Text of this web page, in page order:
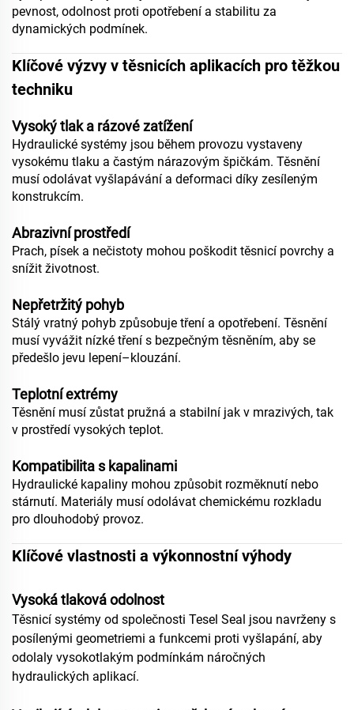
pevnost, odolnost proti opotřebení a stabilitu za
dynamických podmínek.
Klíčové výzvy v těsnicích aplikacích pro těžkou
techniku
Vysoký tlak a rázové zatížení
Hydraulické systémy jsou během provozu vystaveny
vysokému tlaku a častým nárazovým špičkám. Těsnění
musí odolávat vyšlapávání a deformaci díky zesíleným
konstrukcím.
Abrazivní prostředí
Prach, písek a nečistoty mohou poškodit těsnicí povrchy a
snížit životnost.
Nepřetržitý pohyb
Stálý vratný pohyb způsobuje tření a opotřebení. Těsnění
musí vyvážit nízké tření s bezpečným těsněním, aby se
předešlo jevu lepení–klouzání.
Teplotní extrémy
Těsnění musí zůstat pružná a stabilní jak v mrazivých, tak
v prostředí vysokých teplot.
Kompatibilita s kapalinami
Hydraulické kapaliny mohou způsobit rozměknutí nebo
stárnutí. Materiály musí odolávat chemickému rozkladu
pro dlouhodobý provoz.
Klíčové vlastnosti a výkonnostní výhody
Vysoká tlaková odolnost
Těsnicí systémy od společnosti Tesel Seal jsou navrženy s
posílenými geometriemi a funkcemi proti vyšlapání, aby
odolaly vysokotlakým podmínkám náročných
hydraulických aplikací.